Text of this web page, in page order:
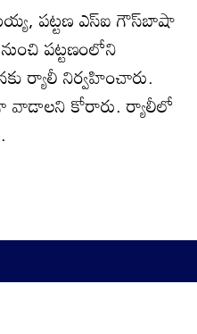
పట్టణ ఎస్‌ఐ గౌస్‌బాషా
పట్టణంలోని
ర్యాలీ నిర్వహించారు.
వాడాలని కోరారు. ర్యాలీలో